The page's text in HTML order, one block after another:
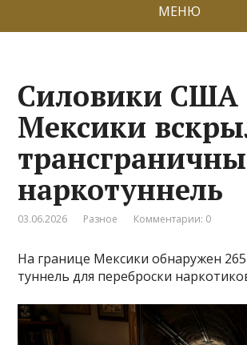
МЕНЮ
Силовики США
Мексики
наркотуннель
03.06.2026 Разное Комментарии: 0
На границе Мексики обнаружен
туннель для переброски